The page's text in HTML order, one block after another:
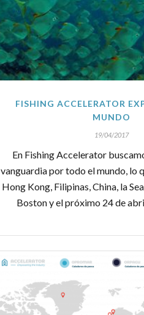
FISHING ACCELERATOR
MUNDO
19/04/2017
En Fishing Accelerator
vanguardia por todo el mundo, lo
Hong Kong, Filipinas, China, la
Boston y el próximo 24 de